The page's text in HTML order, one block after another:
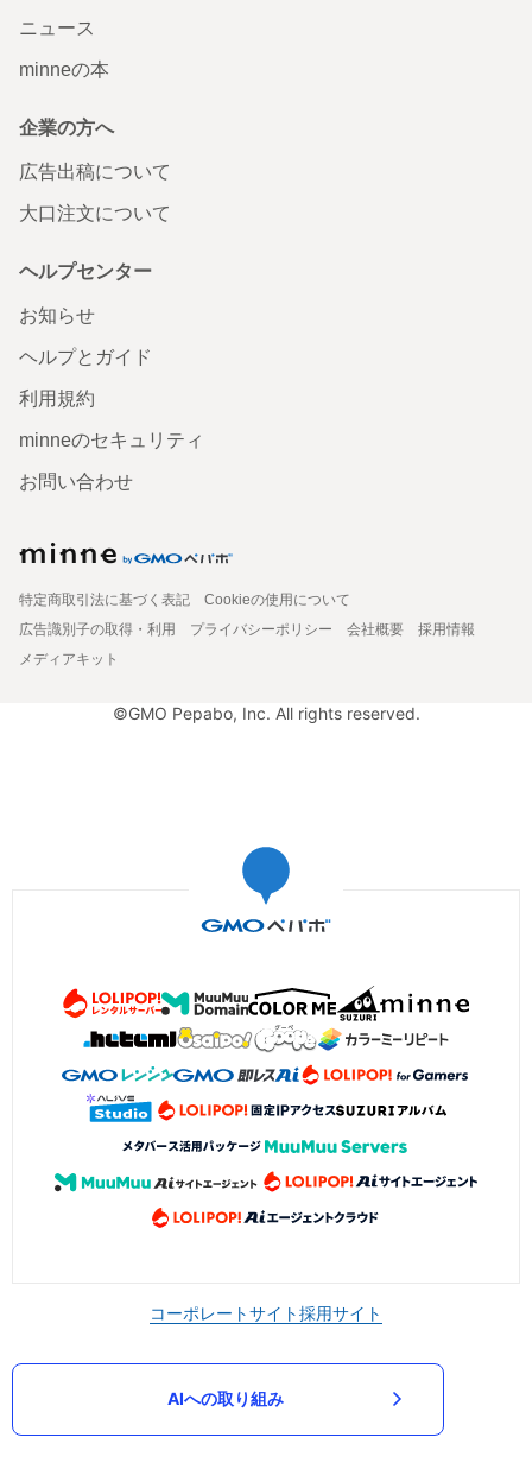
ニュース
minneの本
企業の方へ
広告出稿について
大口注文について
ヘルプセンター
お知らせ
ヘルプとガイド
利用規約
minneのセキュリティ
お問い合わせ
特定商取引法に基づく表記
Cookieの使用について
広告識別子の取得・利用
プライバシーポリシー 会社概要
採用情報
メディアキット
©GMO Pepabo, Inc. All rights reserved.
コーポレートサイト採用サイト
AIへの取り組み